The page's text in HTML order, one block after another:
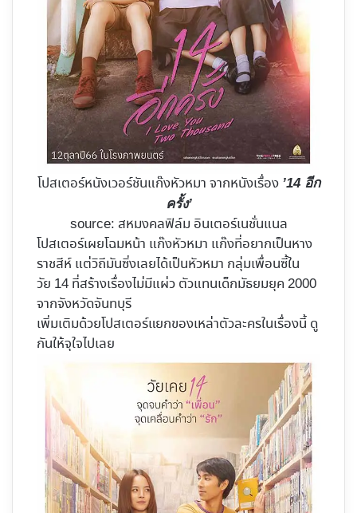
โปสเตอร์หนังเวอร์ชันแก๊งหัวหมา จากหนังเรื่อง ’14 อีก
ครั้ง’
source: สหมงคลฟิล์ม อินเตอร์เนชั่นแนล
โปสเตอร์เผยโฉมหน้า แก๊งหัวหมา แก๊งที่อยากเป็นหาง
ราชสีห์ แต่วิถีมันซิ่งเลยได้เป็นหัวหมา กลุ่มเพื่อนซี้ใน
วัย 14 ที่สร้างเรื่องไม่มีแผ่ว ตัวแทนเด็กมัธยมยุค 2000
จากจังหวัดจันทบุรี
เพิ่มเติมด้วยโปสเตอร์แยกของเหล่าตัวละครในเรื่องนี้ ดู
กันให้จุใจไปเลย